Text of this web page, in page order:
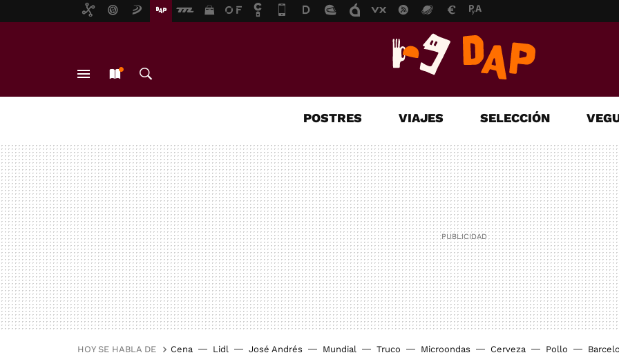
POSTRES VIAJES SELECCIÓN
HOY SE HABLA DE Cena Lidl José Andrés Mundial Truco Microondas Cerveza Pollo